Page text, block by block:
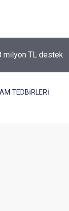
milyon TL destek
TEDBİRLERİ